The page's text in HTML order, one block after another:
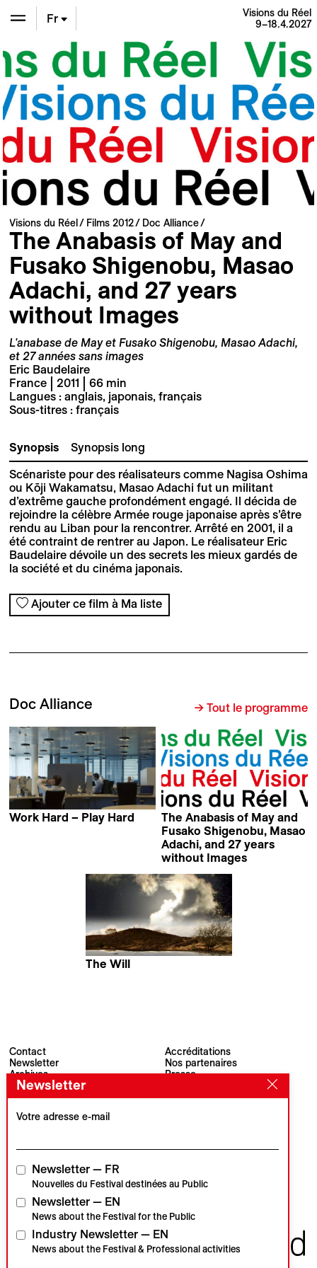
En
De
Fr
Visions du Réel
9–18.4.2027
Visions du Réel Films 2012 Doc Alliance
The Anabasis of May and
Fusako Shigenobu, Masao
Adachi, and 27 years
without Images
L'anabase de May et Fusako Shigenobu, Masao Adachi,
et 27 années sans images
Eric Baudelaire
France | 2011 | 66 min
Langues : anglais, japonais, français
Sous-titres : français
Synopsis Synopsis long
Scénariste pour des réalisateurs comme Nagisa Oshima
ou Kōji Wakamatsu, Masao Adachi fut un militant
d’extrême gauche profondément engagé. Il décida de
rejoindre la célèbre Armée rouge japonaise après s’être
rendu au Liban pour la rencontrer. Arrêté en 2001, il a
été contraint de rentrer au Japon. Le réalisateur Eric
Baudelaire dévoile un des secrets les mieux gardés de
la société et du cinéma japonais.
Ajouter ce film à Ma liste
Doc Alliance → Tout le programme
Work Hard – Play Hard
The Anabasis of May and
Fusako Shigenobu, Masao
Adachi, and 27 years
without Images
The Will
Contact
Newsletter
Archives
Accréditations
Nos partenaires
Presse
Visions du Réel
CH–1260 Nyon
Partenaires institutionnels
Newsletter
Votre adresse e-mail
Newsletter — FR
Nouvelles du Festival destinées au Public
Newsletter — EN
News about the Festival for the Public
Industry Newsletter — EN
News about the Festival & Professional activities